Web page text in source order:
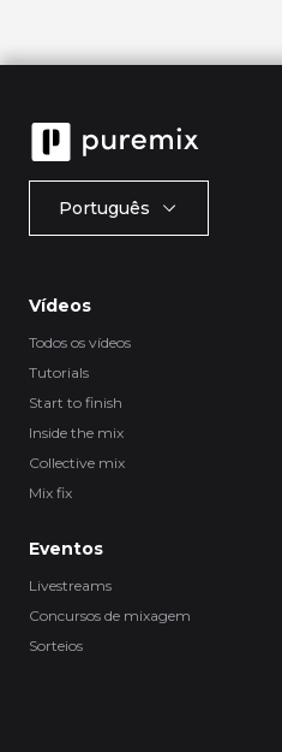
Português
Vídeos
Todos os vídeos
Tutorials
Start to finish
Inside the mix
Collective mix
Mix fix
Eventos
Livestreams
Concursos de mixagem
Sorteios